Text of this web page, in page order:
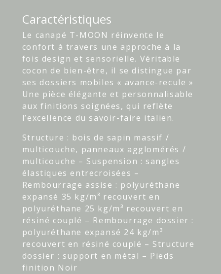
Caractéristiques
Le canapé T-MOON réinvente le
confort à travers une approche à la
fois design et sensorielle. Véritable
cocon de bien-être, il se distingue par
ses dossiers mobiles « avance-recule »
Une pièce élégante et personnalisable
aux finitions soignées, qui reflète
l’excellence du savoir-faire italien.
Structure : bois de sapin massif /
multicouche, panneaux agglomérés /
multicouche – Suspension : sangles
élastiques entrecroisées –
Rembourrage assise : polyuréthane
expansé 35 kg/m³ recouvert en
polyuréthane 25 kg/m³ recouvert en
résiné couplé – Rembourrage dossier :
polyuréthane expansé 24 kg/m³
recouvert en résiné couplé – Structure
dossier : support en métal – Pieds
finition Noir